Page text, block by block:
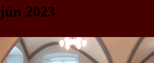
jún 2023